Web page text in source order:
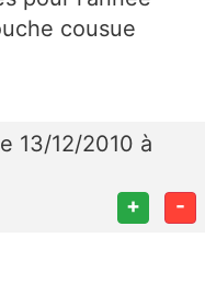
13/12/2010 à
+ -